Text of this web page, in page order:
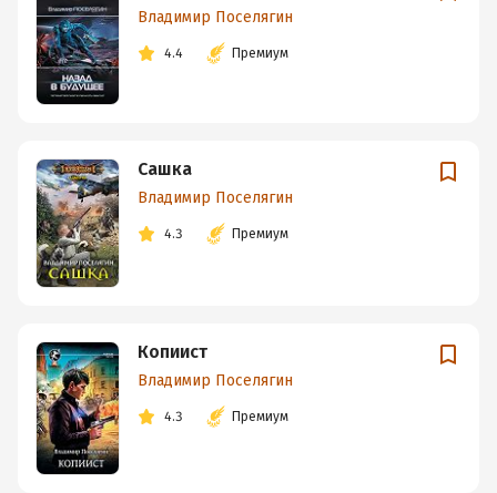
Владимир Поселягин
4.4 Премиум
Сашка
Владимир Поселягин
4.3 Премиум
Копиист
Владимир Поселягин
4.3 Премиум